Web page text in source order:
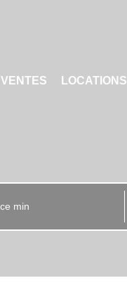
VENTES LOCATIONS